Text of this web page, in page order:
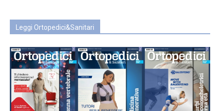
Leggi Ortopedici&Sanitari